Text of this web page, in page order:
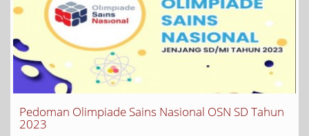
Pedoman Olimpiade Sains Nasional OSN SD Tahun
2023